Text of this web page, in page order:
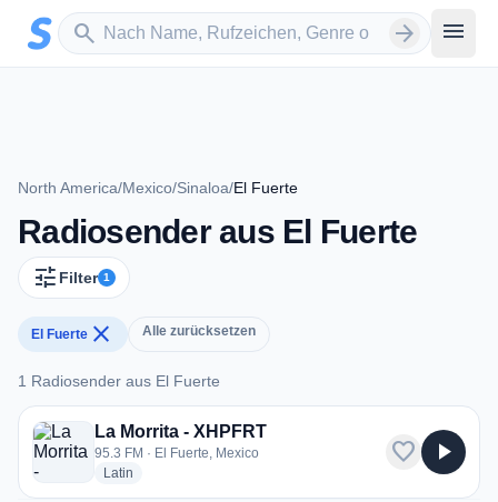
Zum Hauptinhalt springen
search
Sender suchen arrow_forward menu
North America/Mexico/Sinaloa/El Fuerte
Radiosender aus El Fuerte
tune Filter 1
El Fuerte close Alle zurücksetzen
1 Radiosender aus El Fuerte
1 Radiosender aus El Fuerte
La Morrita - XHPFRT
95.3 FM · El Fuerte, Mexico
Latin
favorite play_arrow